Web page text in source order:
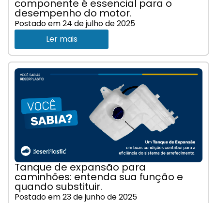
componente é essencial para o
desempenho do motor.
Postado em24 de julho de 2025
Ler mais
Tanque de expansão para
caminhões: entenda sua função e
quando substituir.
Postado em23 de junho de 2025